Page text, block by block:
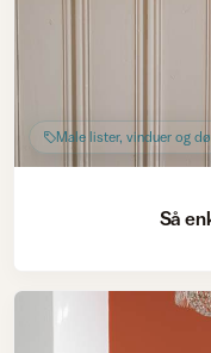
Male lister, vinduer og
Så